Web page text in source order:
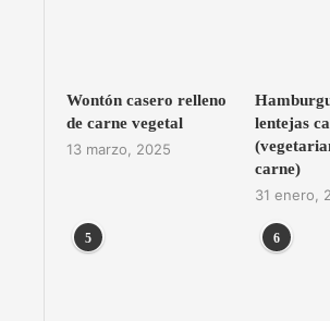
Wontón casero relleno
de carne vegetal
13 marzo, 2025
lentejas
carne)
31 enero,
5 6